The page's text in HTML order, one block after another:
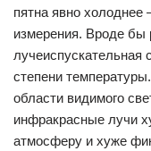
пятна явно холоднее
измерения. Вроде бы
лучеиспускательная
степени
области видимого
инфракрасные лучи
атмосферу и хуже